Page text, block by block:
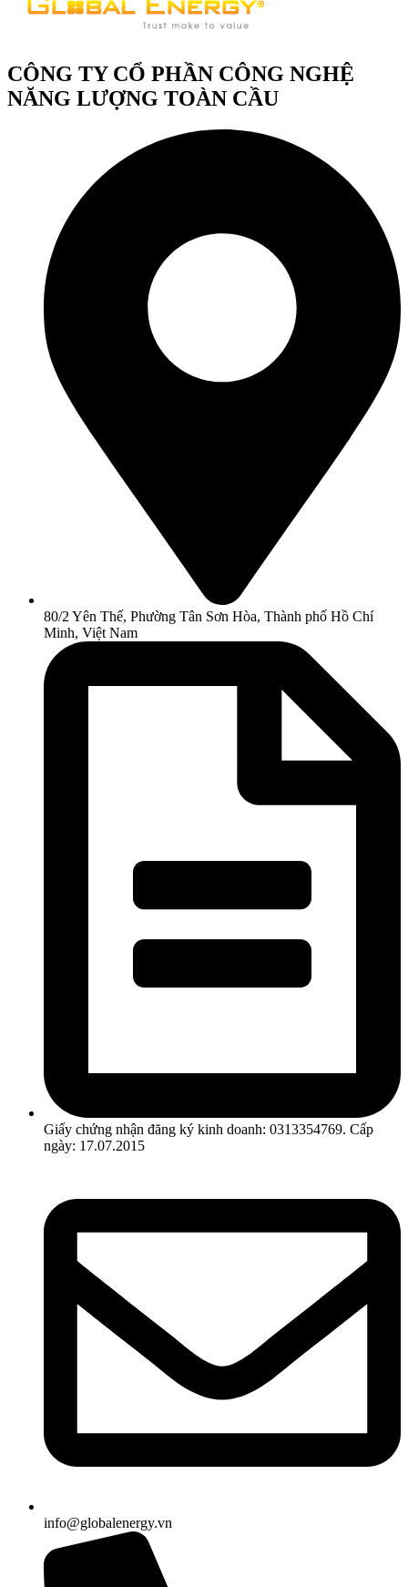
CÔNG TY CỔ PHẦN CÔNG NGHỆ
NĂNG LƯỢNG TOÀN CẦU
80/2 Yên Thế, Phường Tân Sơn Hòa, Thành phố Hồ Chí
Minh, Việt Nam
Giấy chứng nhận đăng ký kinh doanh: 0313354769. Cấp
ngày: 17.07.2015
info@globalenergy.vn